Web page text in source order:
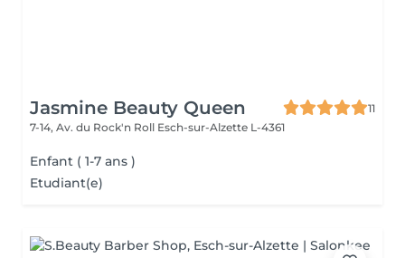
Jasmine Beauty Queen
11
7-14, Av. du Rock'n Roll Esch-sur-Alzette L-4361
Enfant ( 1-7 ans )
Etudiant(e)